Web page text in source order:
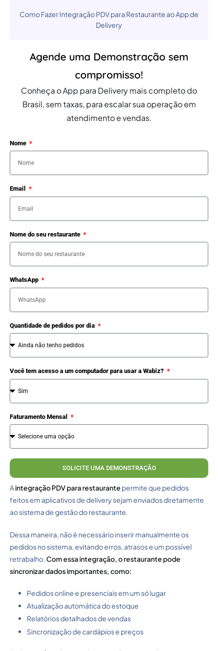
Como Fazer Integração PDV para Restaurante ao App de
Delivery
Agende uma Demonstração sem
compromisso!
Conheça o App para Delivery mais completo do
Brasil, sem taxas, para escalar sua operação em
atendimento e vendas.
Nome
Email
Nome do seu restaurante
WhatsApp
Quantidade de pedidos por dia
Você tem acesso a um computador para usar a Wabiz?
Faturamento Mensal
SOLICITE UMA DEMONSTRAÇÃO
Aintegração PDV para restaurante permite que pedidos
feitos em aplicativos de delivery sejam enviados diretamente
ao sistema de gestão do restaurante.
Dessa maneira, não é necessário inserir manualmente os
pedidos no sistema, evitando erros, atrasos e um possível
retrabalho.Com essa integração, o restaurante pode
sincronizar dados importantes, como:
Pedidos online e presenciais em um só lugar
Atualização automática do estoque
Relatórios detalhados de vendas
Sincronização de cardápios e preços